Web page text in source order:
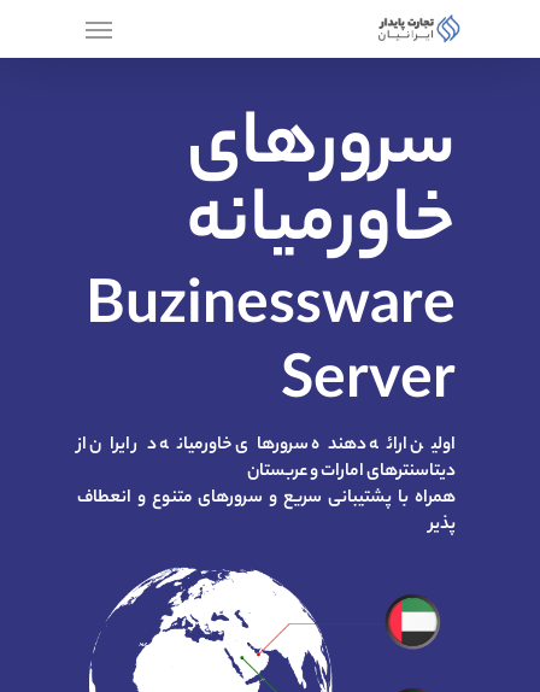
سرورهای
خاورمیانه
Buzinessware
Server
اولین ارائه دهنده سرورهای خاورمیانه در ایران از
دیتاسنترهای امارات و عربستان
همراه با پشتیبانی سریع و سرورهای متنوع و انعطاف
پذیر